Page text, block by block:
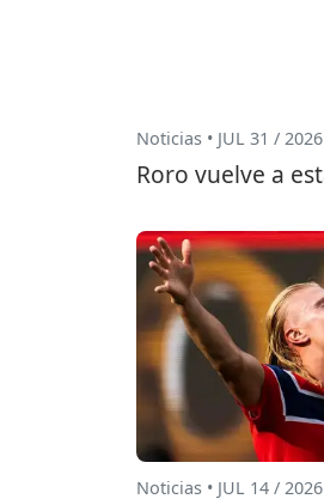
Noticias • JUL 31 / 2026
Roro vuelve a
Noticias • JUL 14 / 2026